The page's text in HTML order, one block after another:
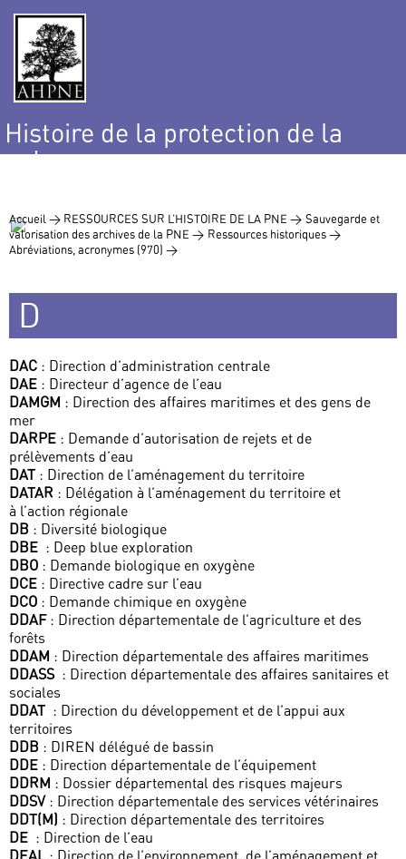
Histoire de la protection de la
nature
Accueil > RESSOURCES SUR L’HISTOIRE DE LA PNE > Sauvegarde et
valorisation des archives de la PNE > Ressources historiques >
Abréviations, acronymes (970) >
D
DAC : Direction d’administration centrale
DAE : Directeur d’agence de l’eau
DAMGM : Direction des affaires maritimes et des gens de
mer
DARPE : Demande d’autorisation de rejets et de
prélèvements d’eau
DAT : Direction de l’aménagement du territoire
DATAR : Délégation à l’aménagement du territoire et
à l’action régionale
DB : Diversité biologique
DBE : Deep blue exploration
DBO : Demande biologique en oxygène
DCE : Directive cadre sur l’eau
DCO : Demande chimique en oxygène
DDAF: Direction départementale de l’agriculture et des
forêts
DDAM : Direction départementale des affaires maritimes
DDASS : Direction départementale des affaires sanitaires et
sociales
DDAT : Direction du développement et de l’appui aux
territoires
DDB : DIREN délégué de bassin
DDE : Direction départementale de l’équipement
DDRM : Dossier départemental des risques majeurs
DDSV: Direction départementale des services vétérinaires
DDT(M) : Direction départementale des territoires
DE : Direction de l’eau